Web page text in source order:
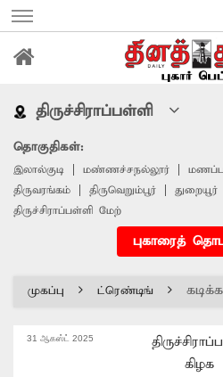
திருச்சிராப்பள்ளி
தொகுதிகள்:
இலால்குடி மண்ணச்சநல்லூர்
திருவரங்கம்
திருவெறும்பூர் துறையூர்
திருச்சிராப்பள்ளி மேற்
புகாரைத்
முகப்பு ட்ரெண்டிங்
31 ஆகஸ்ட் 2025
கிழக